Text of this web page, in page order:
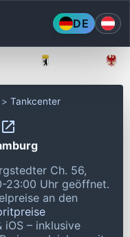
DE
Tankcenter
Ch. 56,
23:00 Uhr geöffnet.
an den
– inklusive